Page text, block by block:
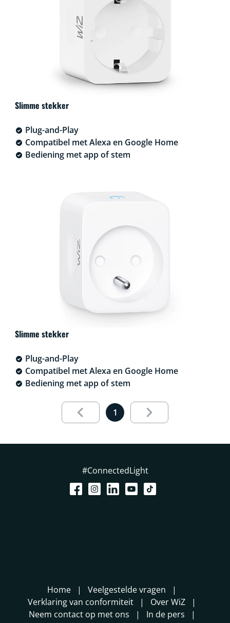
Slimme stekker
Plug-and-Play
Compatibel met Alexa en Google Home
Bediening met app of stem
Slimme stekker
Plug-and-Play
Compatibel met Alexa en Google Home
Bediening met app of stem
aria.live.1.out.of.1
1
#ConnectedLight
Home
Veelgestelde vragen
Verklaring van conformiteit
Over WiZ
Neem contact op met ons
In de pers